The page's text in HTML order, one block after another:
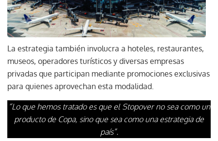
La estrategia también involucra a hoteles, restaurantes,
museos, operadores turísticos y diversas empresas
privadas que participan mediante promociones exclusivas
para quienes aprovechan esta modalidad.
“Lo que hemos tratado es que el Stopover no sea como un
producto de Copa, sino que sea como una estrategia de
país”.